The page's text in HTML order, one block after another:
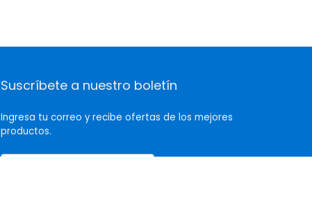
Suscríbete a nuestro boletín
Ingresa tu correo y recibe ofertas de los mejores
productos.